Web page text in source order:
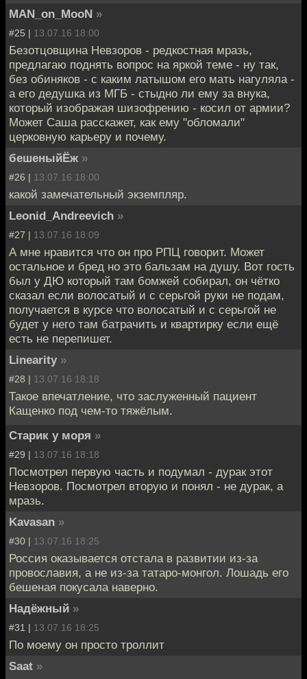
MAN_on_MooN »
#25 | 13.07.16 18:00
Безотцовщина Невзоров - редкостная мразь,
предлагаю поднять вопрос на яркой теме - ну так,
без обиняков - с каким латышом его мать нагуляла -
а его дедушка из МГБ - стыдно ли ему за внука,
который изображая шизофрению - косил от армии?
Может Саша расскажет, как ему "обломали"
церковную карьеру и почему.
бешеныйЁж »
#26 | 13.07.16 18:00
какой замечательный экземпляр.
Leonid_Andreevich »
#27 | 13.07.16 18:09
А мне нравится что он про РПЦ говорит. Может
остальное и бред но это бальзам на душу. Вот гость
был у ДЮ который там бомжей собирал, он чётко
сказал если волосатый и с серьгой руки не подам,
получается в курсе что волосатый и с серьгой не
будет у него там батрачить и квартирку если ещё
есть не перепишет.
Linearity »
#28 | 13.07.16 18:18
Такое впечатление, что заслуженный пaциент
Кащенко под чем-то тяжёлым.
Старик у моря »
#29 | 13.07.16 18:18
Посмотрел первую часть и подумал - дурак этот
Невзоров. Посмотрел вторую и понял - не дурак, а
мразь.
Kavasan »
#30 | 13.07.16 18:25
Россия оказывается отстала в развитии из-за
провославия, а не из-за татаро-монгол. Лошадь его
бешеная покусала наверно.
Надёжный »
#31 | 13.07.16 18:25
По моему он просто троллит
Saat »